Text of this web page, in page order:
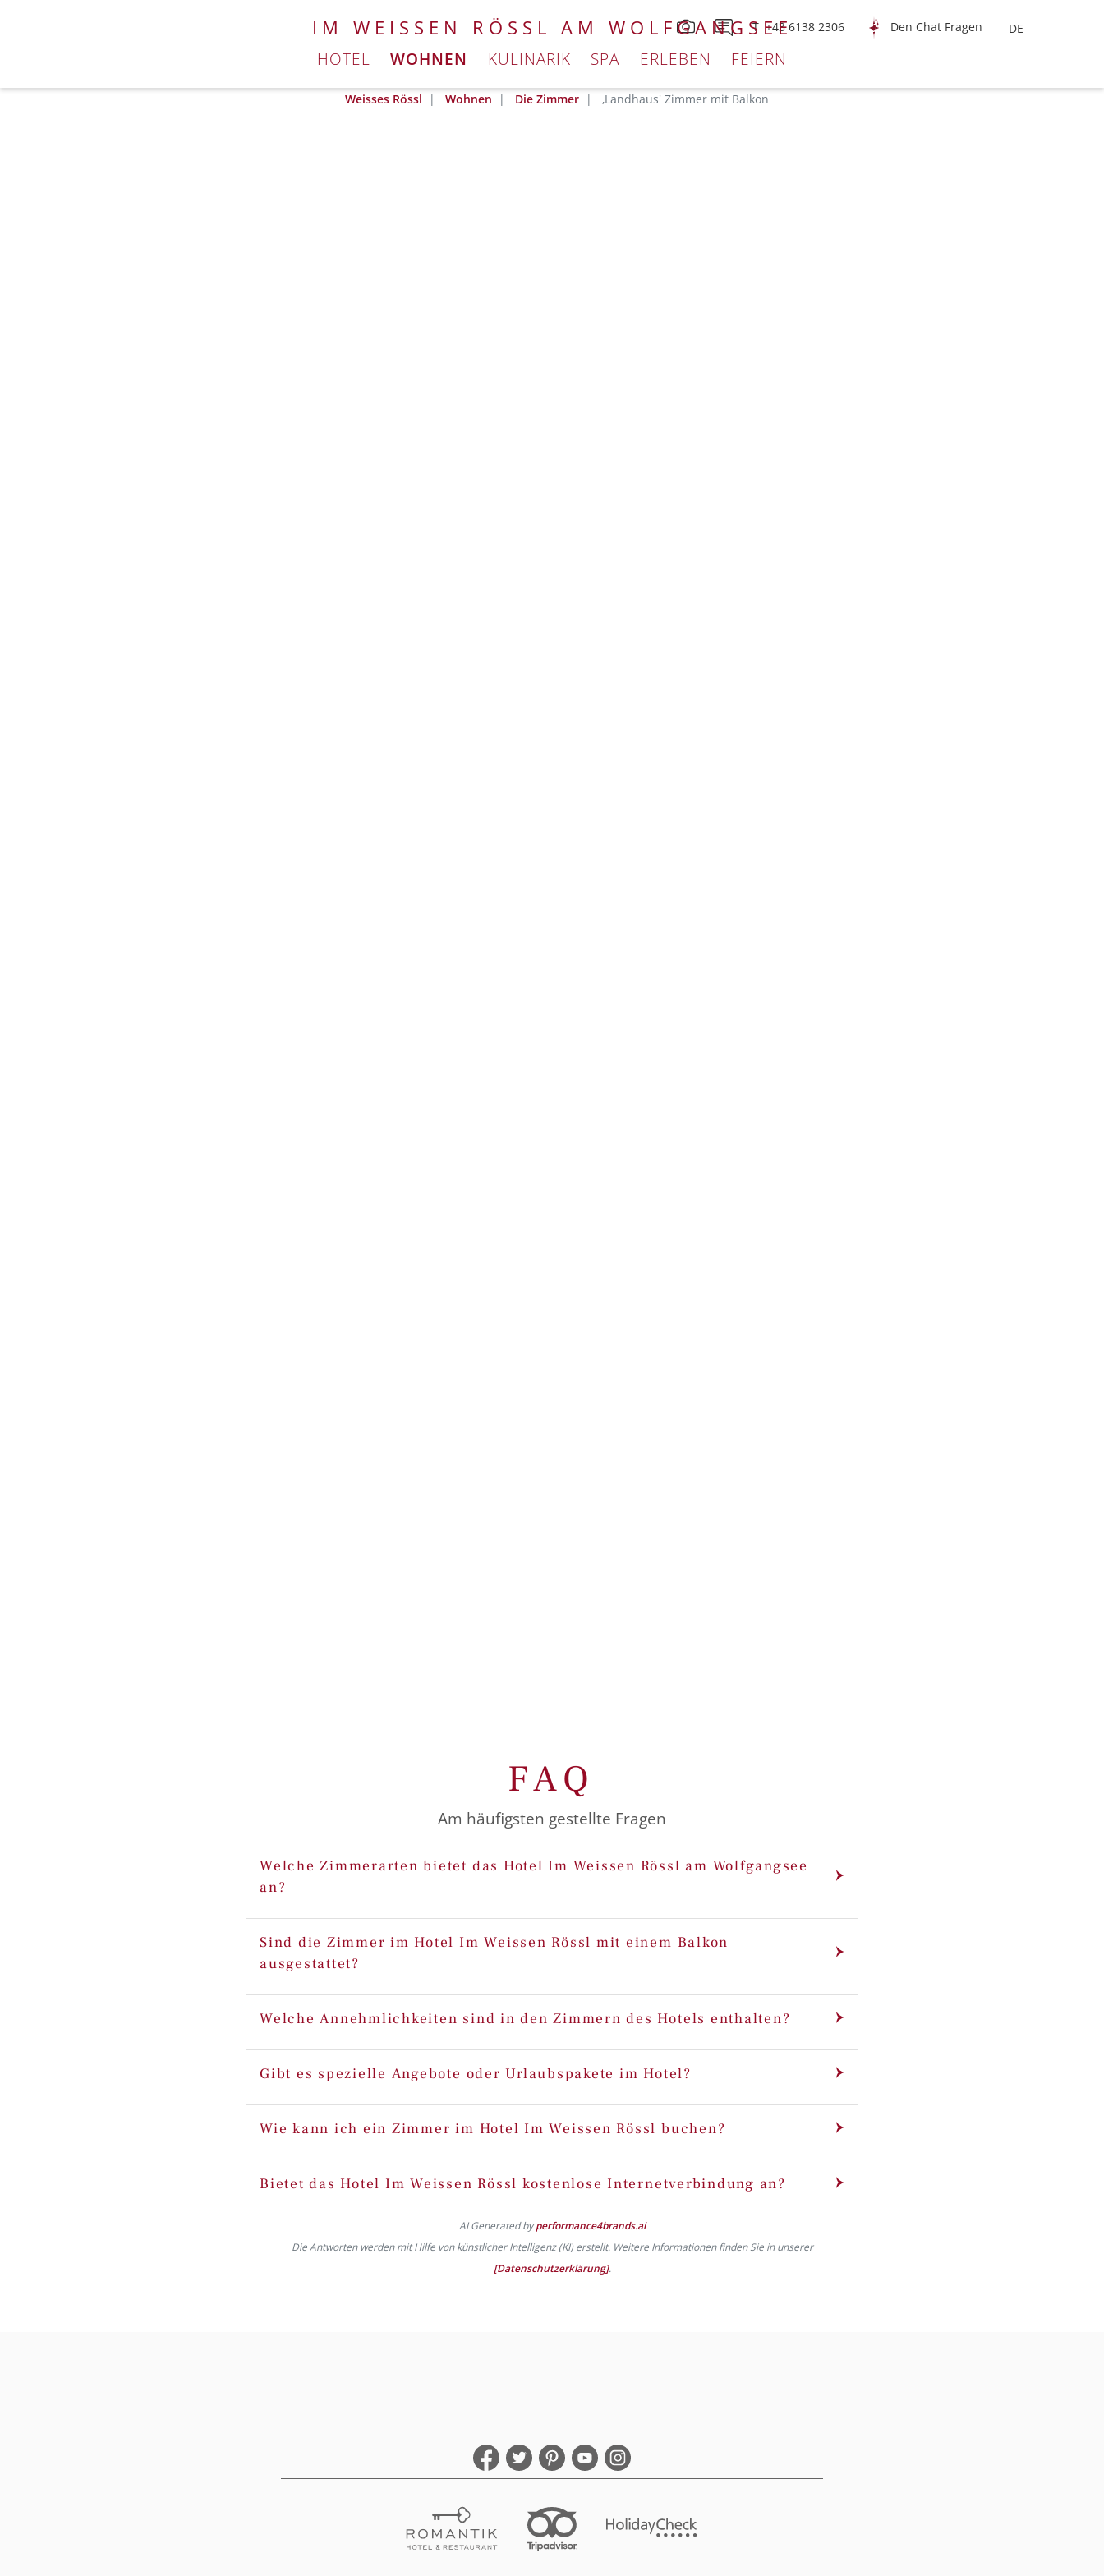
T +43 6138 2306 Den Chat Fragen
IM WEISSEN RÖSSL AM WOLFGANGSEE
HOTEL WOHNEN KULINARIK SPA ERLEBEN FEIERN
Weisses Rössl Wohnen Die Zimmer ‚Landhaus' Zimmer mit Balkon
FAQ
Am häufigsten gestellte Fragen
Welche Zimmerarten bietet das Hotel Im Weissen Rössl am Wolfgangsee
an?
Sind die Zimmer im Hotel Im Weissen Rössl mit einem Balkon
ausgestattet?
Welche Annehmlichkeiten sind in den Zimmern des Hotels enthalten?
Gibt es spezielle Angebote oder Urlaubspakete im Hotel?
Wie kann ich ein Zimmer im Hotel Im Weissen Rössl buchen?
Bietet das Hotel Im Weissen Rössl kostenlose Internetverbindung an?
AI Generated byperformance4brands.ai
Die Antworten werden mit Hilfe von künstlicher Intelligenz (KI) erstellt. Weitere Informationen finden Sie in unserer
[Datenschutzerklärung].